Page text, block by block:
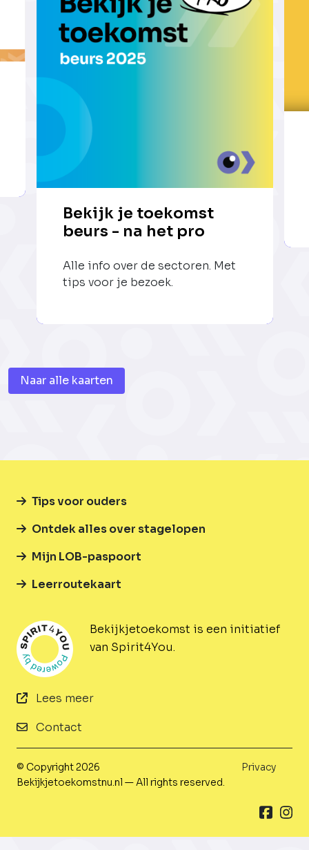
Bekijk je toekomst
beurs - na het pro
Alle info over de sectoren. Met
tips voor je bezoek.
Naar alle kaarten
Bekijkjetoekomst is een initiatief
van Spirit4You.
Lees meer
Contact
Tips voor ouders
Ontdek alles over stagelopen
Mijn LOB-paspoort
Leerroutekaart
© Copyright 2026
Bekijkjetoekomstnu.nl — All rights reserved.
Privacy